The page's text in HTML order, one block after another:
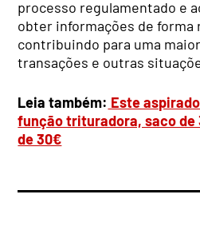
processo regulamentado e
obter informações de forma
contribuindo para uma
transações e outras
Leia também: Este
função trituradora, saco de
de 30€